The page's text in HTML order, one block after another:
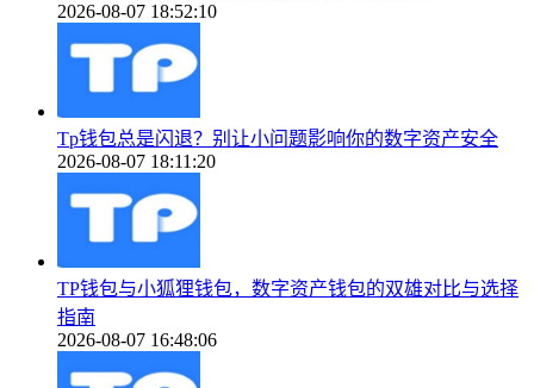
2026-08-07 18:52:10
Tp钱包总是闪退？别让小问题影响你的数字资产安全
2026-08-07 18:11:20
TP钱包与小狐狸钱包，数字资产钱包的双雄对比与选择
指南
2026-08-07 16:48:06